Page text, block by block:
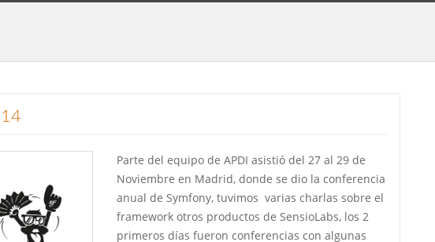
Parte del equipo de APDI asistió del 27 al 29 de
Noviembre en Madrid, donde se dio la conferencia
anual de Symfony, tuvimos varias charlas sobre el
framework otros productos de SensioLabs, los 2
primeros días fueron conferencias con algunas